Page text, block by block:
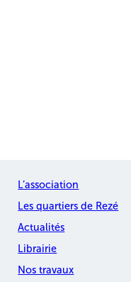
L’association
Les quartiers de Rezé
Actualités
Librairie
Nos travaux